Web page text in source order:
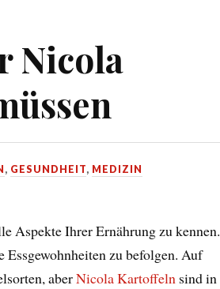
Nicola
, GESUNDHEIT, MEDIZIN
Aspekte Ihrer Ernährung zu kennen.
Essgewohnheiten zu befolgen. Auf
aberNicola Kartoffeln sind in